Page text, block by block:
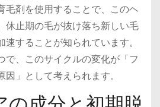
毛剤を使用することで、このヘ
休止期の毛が抜け落ち新しい毛
することが知られています。
で、このサイクルの変化が「フ
」として考えられます。